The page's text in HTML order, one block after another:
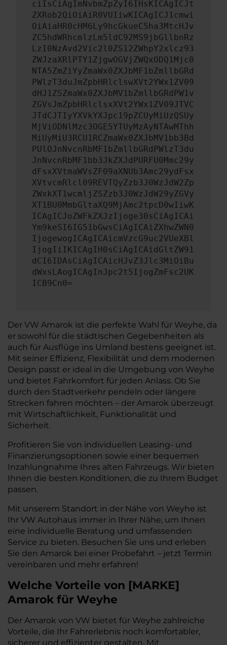
ciIsCiAgImNvbmZpZyI6IHsKICAgICJt
ZXRob2QiOiAiR0VUIiwKICAgICJ1cmwi
OiAiaHR0cHM6Ly9hcGkueC5ha3MtcHJv
ZC5hdWRhcmlzLm5ldC92MS9jbGllbnRz
LzI0NzAvd2Vic2l0ZS12ZWhpY2xlcz93
ZWJzaXRlPTY1ZjgwOGVjZWQxODQ1Mjc0
NTA5ZmZiYyZmaWx0ZXJbMF1bZmllbGRd
PWlzT3duJmZpbHRlclswXVt2YWx1ZV09
dHJ1ZSZmaWx0ZXJbMV1bZmllbGRdPW1v
ZGVsJmZpbHRlclsxXVt2YWx1ZV09JTVC
JTdCJTIyYXVkYXJpc19pZCUyMiUzQSUy
MjViODNlMzc3OGE5YTUyMzAyNTAwMThh
MiUyMiU3RCU1RCZmaWx0ZXJbMV1bb3Bd
PUlOJnNvcnRbMF1bZmllbGRdPWlzT3du
JnNvcnRbMF1bb3JkZXJdPURFU0Mmc29y
dFsxXVtmaWVsZF09aXNUb3Amc29ydFsx
XVtvcmRlcl09REVTQyZzb3J0WzJdW2Zp
ZWxkXT1wcmljZSZzb3J0WzJdW29yZGVy
XT1BU0MmbGltaXQ9MjAmc2tpcD0wIiwK
ICAgICJoZWFkZXJzIjoge30sCiAgICAi
Ym9keSI6IG51bGwsCiAgICAiZXhwZWN0
IjogewogICAgICAicmVzcG9uc2VUeXBl
IjogIiIKICAgIH0sCiAgICAidGltZW91
dCI6IDAsCiAgICAicHJvZ3Jlc3MiOiBu
dWxsLAogICAgInJpc2t5IjogZmFsc2UK
ICB9Cn0=
Der VW Amarok ist die perfekte Wahl für Weyhe, da
er sowohl für die städtischen Gegebenheiten als
auch für Ausflüge ins Umland bestens geeignet ist.
Mit seiner Effizienz, Flexibilität und dem modernen
Design passt er ideal in die Umgebung von Weyhe
und bietet Fahrkomfort für jeden Anlass. Ob Sie
durch den Stadtverkehr pendeln oder längere
Strecken fahren möchten – der Amarok überzeugt
mit Wirtschaftlichkeit, Funktionalität und
Sicherheit.
Profitieren Sie von individuellen Leasing- und
Finanzierungsoptionen sowie einer bequemen
Inzahlungnahme Ihres alten Fahrzeugs. Wir bieten
Ihnen die besten Konditionen, die zu Ihrem Budget
passen.
Mit unserem Standort in der Nähe von Weyhe ist
Ihr VW Autohaus immer in Ihrer Nähe, um Ihnen
eine individuelle Beratung und umfassenden
Service zu bieten. Besuchen Sie uns und erleben
Sie den Amarok bei einer Probefahrt – jetzt Termin
vereinbaren und mehr erfahren!
Welche Vorteile von [MARKE]
Amarok für Weyhe
Der Amarok von VW bietet für Weyhe zahlreiche
Vorteile, die Ihr Fahrerlebnis noch komfortabler,
sicherer und effizienter gestalten. Mit